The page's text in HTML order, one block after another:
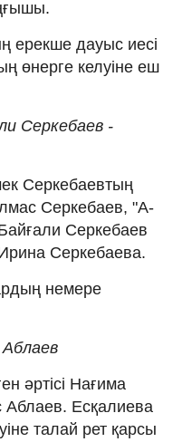
ерекше дауыс иесі
өнерге келуіне еш
Серкебаев -
Серкебаевтың
Серкебаев, "А-
Серкебаев
Серкебаева.
немере
әртісі Нағима
Есқалиева
талай рет қарсы